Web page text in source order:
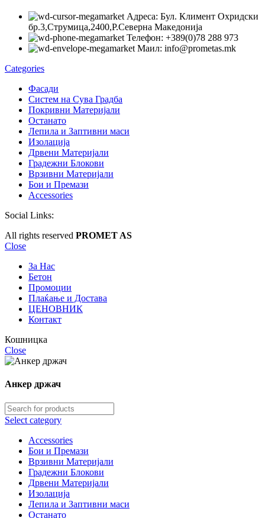
Адреса: Бул. Климент Охридски
бр.3,Струмица,2400,Р.Северна Македонија
Телефон: +389(0)78 288 973
Маил: info@prometas.mk
Categories
Фасади
Систем на Сува Градба
Покривни Материјали
Останато
Лепила и Заптивни маси
Изолација
Дрвени Материјали
Градежни Блокови
Врзивни Материјали
Бои и Премази
Accessories
Social Links:
All rights reserved PROMET AS
Close
За Нас
Бетон
Промоции
Плаќање и Достава
ЦЕНОВНИК
Контакт
Кошницка
Close
Анкер држач
Select category
Accessories
Бои и Премази
Врзивни Материјали
Градежни Блокови
Дрвени Материјали
Изолација
Лепила и Заптивни маси
Останато